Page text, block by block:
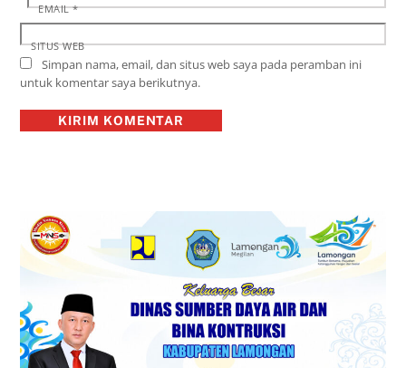
EMAIL*
SITUS WEB
Simpan nama, email, dan situs web saya pada peramban ini
untuk komentar saya berikutnya.